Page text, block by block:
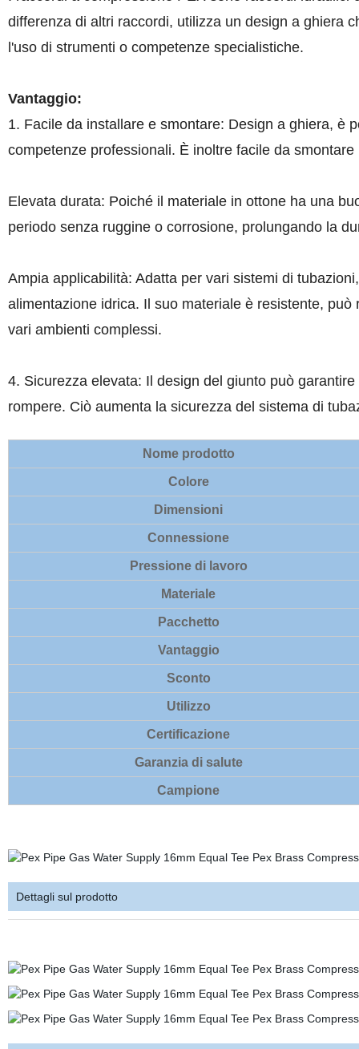
differenza di altri raccordi, utilizza un design a ghiera
l'uso di strumenti o competenze specialistiche.
Vantaggio:
1. Facile da installare e smontare: Design a ghiera, è
competenze professionali. È inoltre facile da
Elevata durata: Poiché il materiale in ottone ha una
periodo senza ruggine o corrosione, prolungando la
Ampia applicabilità: Adatta per vari sistemi di
alimentazione idrica. Il suo materiale è resistente,
vari ambienti complessi.
4. Sicurezza elevata: Il design del giunto può
rompere. Ciò aumenta la sicurezza del sistema di
Nome prodotto
Colore
Dimensioni
Connessione
Pressione di lavoro
Materiale
Pacchetto
Vantaggio
Sconto
Utilizzo
Certificazione
Garanzia di salute
Campione
Dettagli sul prodotto